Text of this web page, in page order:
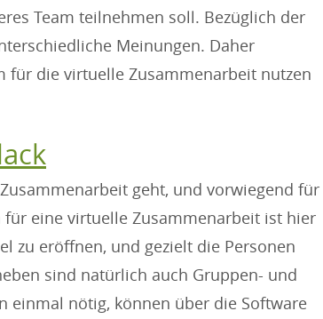
Team teilnehmen soll. Bezüglich der
Meinungen. Daher
die virtuelle Zusammenarbeit nutzen
geht, und vorwiegend für
eine virtuelle Zusammenarbeit ist hier
zu eröffnen, und gezielt die Personen
sind natürlich auch Gruppen- und
einmal nötig, können über die Software